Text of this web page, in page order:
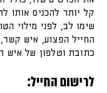
קל יותר להכניס אותו
שימו לב, לפני מילוי
החייל הפצוע, איש
כתובת וטלפון של איש
לרישום החייל: